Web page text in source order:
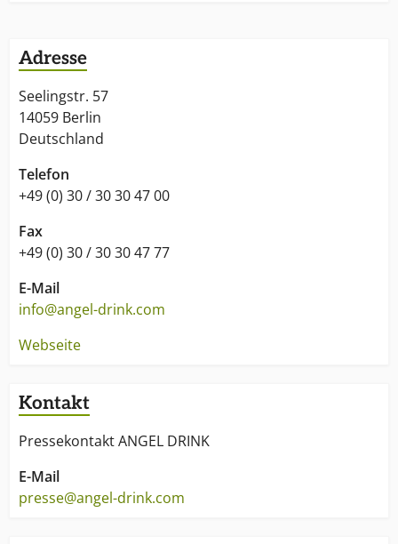
Adresse
Seelingstr. 57
14059 Berlin
Deutschland
Telefon
+49 (0) 30 / 30 30 47 00
Fax
+49 (0) 30 / 30 30 47 77
E-Mail
info@angel-drink.com
Webseite
Kontakt
Pressekontakt ANGEL DRINK
E-Mail
presse@angel-drink.com